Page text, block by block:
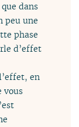
dans
peu une
phase
d’effet
en
vous